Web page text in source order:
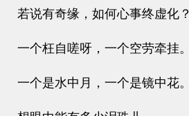
若说有奇缘，如何心事终虚化？
一个枉自嗟呀，一个空劳牵挂。
一个是水中月，一个是镜中花。